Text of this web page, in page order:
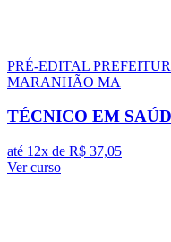
PRÉ-EDITAL
MARANHÃO MA
TÉCNICO EM
até 12x de R$ 37,05
Ver curso